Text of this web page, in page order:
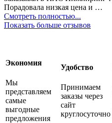
Порадовала низкая цена и …
Смотреть полностью...
Показать больше отзывов
Экономия
Мы
представляем
самые
выгодные
предложения
Удобство
Принимаем
заказы через
сайт
круглосуточно